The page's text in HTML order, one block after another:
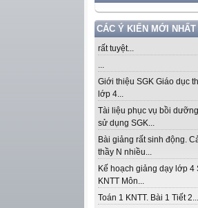
CÁC Ý KIẾN MỚI NHẤT
rất tuyệt...
...
Giới thiệu SGK Giáo dục
lớp 4...
Tài liệu phục vụ bồi
sử dụng SGK...
Bài giảng rất sinh động.
thầy N nhiều...
Kế hoạch giảng dạy lớp 4
KNTT Môn...
Toán 1 KNTT. Bài 1 Tiết